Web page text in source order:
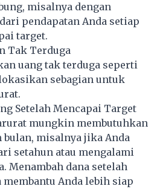
misalnya dengan
pendapatan Anda setiap
target.
Tak Terduga
uang tak terduga seperti
sebagian untuk
Setelah Mencapai Target
mungkin membutuhkan
bulan, misalnya jika Anda
setahun atau mengalami
Menambah dana setelah
Anda lebih siap